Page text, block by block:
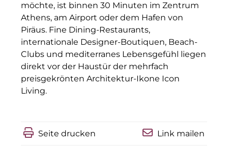
Dr. Hans Kröner-Stiftung
IGENUS Immobilien
Pride SKIN
Downloads
möchte, ist binnen 30 Minuten im Zentrum
Athens, am Airport oder dem Hafen von
Piräus. Fine Dining-Restaurants,
internationale Designer-Boutiquen, Beach-
Clubs und mediterranes Lebensgefühl liegen
direkt vor der Haustür der mehrfach
preisgekrönten Architektur-Ikone Icon
Living.
Seite drucken Link mailen